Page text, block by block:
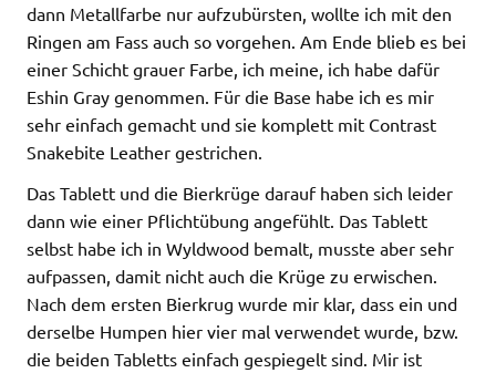
dann Metallfarbe nur aufzubürsten, wollte ich mit den
Ringen am Fass auch so vorgehen. Am Ende blieb es bei
einer Schicht grauer Farbe, ich meine, ich habe dafür
Eshin Gray genommen. Für die Base habe ich es mir
sehr einfach gemacht und sie komplett mit Contrast
Snakebite Leather gestrichen.
Das Tablett und die Bierkrüge darauf haben sich leider
dann wie einer Pflichtübung angefühlt. Das Tablett
selbst habe ich in Wyldwood bemalt, musste aber sehr
aufpassen, damit nicht auch die Krüge zu erwischen.
Nach dem ersten Bierkrug wurde mir klar, dass ein und
derselbe Humpen hier vier mal verwendet wurde, bzw.
die beiden Tabletts einfach gespiegelt sind. Mir ist